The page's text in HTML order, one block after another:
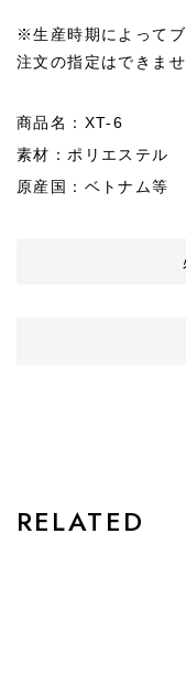
※生産時期によって
注文の指定はできま
商品名：XT-6
素材：ポリエステル
原産国：ベトナム等
RELATED